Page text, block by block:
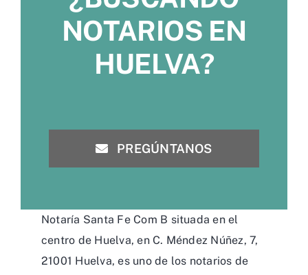
NOTARIOS EN
HUELVA?
PREGÚNTANOS
Notaría Santa Fe Com B situada en el
centro de Huelva, en C. Méndez Núñez, 7,
21001 Huelva, es uno de los notarios de